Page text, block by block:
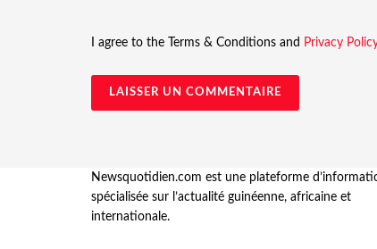
I agree to the Terms & Conditions and Privacy
Newsquotidien.com est une plateforme
spécialisée sur l’actualité guinéenne, africaine et
internationale.